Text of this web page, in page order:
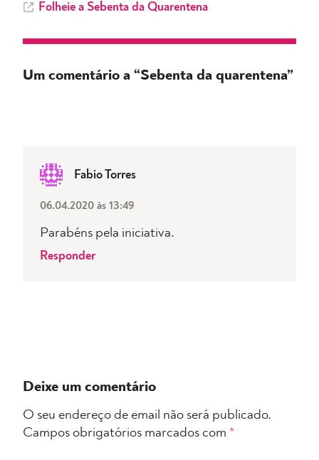
Folheie a Sebenta da Quarentena
Um comentário a “Sebenta da quarentena”
Fabio Torres
06.04.2020 às 13:49
Parabéns pela iniciativa.
Responder
Deixe um comentário
O seu endereço de email não será publicado.
Campos obrigatórios marcados com *